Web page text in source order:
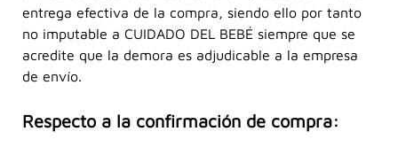
entrega efectiva de la compra, siendo ello por tanto
no imputable a CUIDADO DEL BEBÉ siempre que se
acredite que la demora es adjudicable a la empresa
de envío.
Respecto a la confirmación de compra: